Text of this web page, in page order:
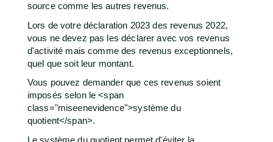
source comme les autres revenus.
Lors de votre déclaration 2023 des revenus 2022,
vous ne devez pas les déclarer avec vos revenus
d'activité mais comme des revenus exceptionnels,
quel que soit leur montant.
Vous pouvez demander que ces revenus soient
imposés selon le <span
class="miseenevidence">système du
quotient</span>.
Le système du quotient permet d'éviter la